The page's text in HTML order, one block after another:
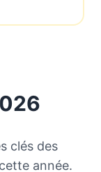
clés des
année.